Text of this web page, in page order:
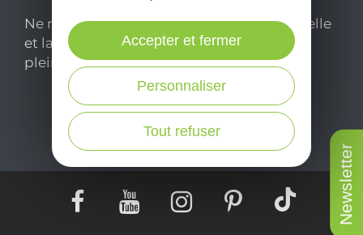
Newsletter
Ne manquez pas notre newsletter mensuelle
et laissez-vous inspirer pour profiter
pleinement de votre séjour en Aveyron.
Je m'abonne ici
Tout refuser
Personnaliser
Accepter et fermer